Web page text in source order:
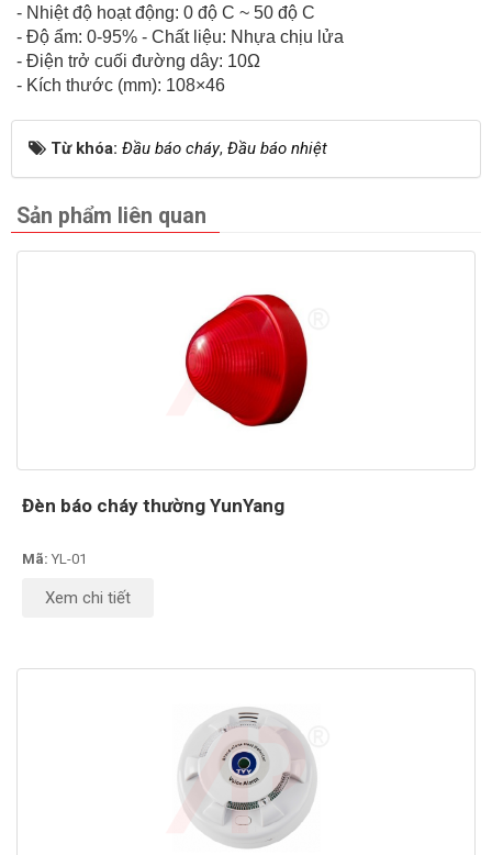
- Nhiệt độ hoạt động: 0 độ C ~ 50 độ C
- Độ ẩm: 0-95% - Chất liệu: Nhựa chịu lửa
- Điện trở cuối đường dây: 10Ω
- Kích thước (mm): 108×46
Từ khóa: Đầu báo cháy, Đầu báo nhiệt
Sản phẩm liên quan
Đèn báo cháy thường YunYang
Mã: YL-01
Xem chi tiết